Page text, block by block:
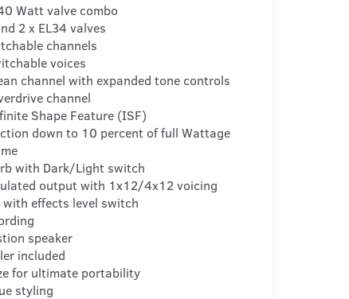
Watt valve combo
2 x EL34 valves
channels
voices
channel with expanded tone controls
channel
Shape Feature (ISF)
down to 10 percent of full Wattage
with Dark/Light switch
output with 1x12/4x12 voicing
with effects level switch
speaker
included
for ultimate portability
styling